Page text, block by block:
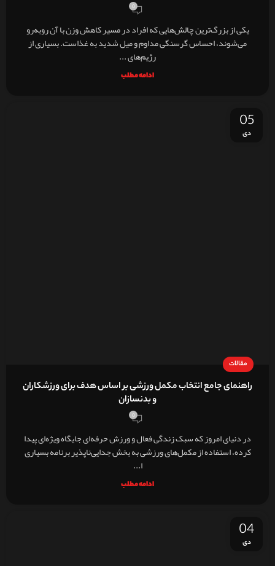
0
یکی از بزرگ‌ترین چالش‌هایی که افراد در مسیر کاهش وزن با آن روبه‌رو
می‌شوند، احساس گرسنگی مداوم و میل شدید به غذاست. بسیاری از
رژیم‌های ...
ادامه مطلب
05
دی
مقالات
راهنمای جامع انتخاب مکمل ورزشی بر اساس هدف برای ورزشکاران
و بدنسازان
0
در دنیای امروز که سبک زندگی فعال و ورزش حرفه‌ای جایگاه ویژه‌ای پیدا
کرده، استفاده از مکمل‌های ورزشی به بخش جدایی‌ناپذیر برنامه بسیاری
ا...
ادامه مطلب
04
دی